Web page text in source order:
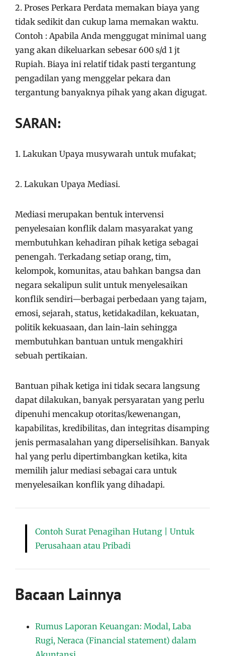
2. Proses Perkara Perdata memakan biaya yang
tidak sedikit dan cukup lama memakan waktu.
Contoh : Apabila Anda menggugat minimal uang
yang akan dikeluarkan sebesar 600 s/d 1 jt
Rupiah. Biaya ini relatif tidak pasti tergantung
pengadilan yang menggelar pekara dan
tergantung banyaknya pihak yang akan digugat.
SARAN:
1. Lakukan Upaya musywarah untuk mufakat;
2. Lakukan Upaya Mediasi.
Mediasi merupakan bentuk intervensi
penyelesaian konflik dalam masyarakat yang
membutuhkan kehadiran pihak ketiga sebagai
penengah. Terkadang setiap orang, tim,
kelompok, komunitas, atau bahkan bangsa dan
negara sekalipun sulit untuk menyelesaikan
konflik sendiri—berbagai perbedaan yang tajam,
emosi, sejarah, status, ketidakadilan, kekuatan,
politik kekuasaan, dan lain-lain sehingga
membutuhkan bantuan untuk mengakhiri
sebuah pertikaian.
Bantuan pihak ketiga ini tidak secara langsung
dapat dilakukan, banyak persyaratan yang perlu
dipenuhi mencakup otoritas/kewenangan,
kapabilitas, kredibilitas, dan integritas disamping
jenis permasalahan yang diperselisihkan. Banyak
hal yang perlu dipertimbangkan ketika, kita
memilih jalur mediasi sebagai cara untuk
menyelesaikan konflik yang dihadapi.
Contoh Surat Penagihan Hutang | Untuk
Perusahaan atau Pribadi
Bacaan Lainnya
Rumus Laporan Keuangan: Modal, Laba
Rugi, Neraca (Financial statement) dalam